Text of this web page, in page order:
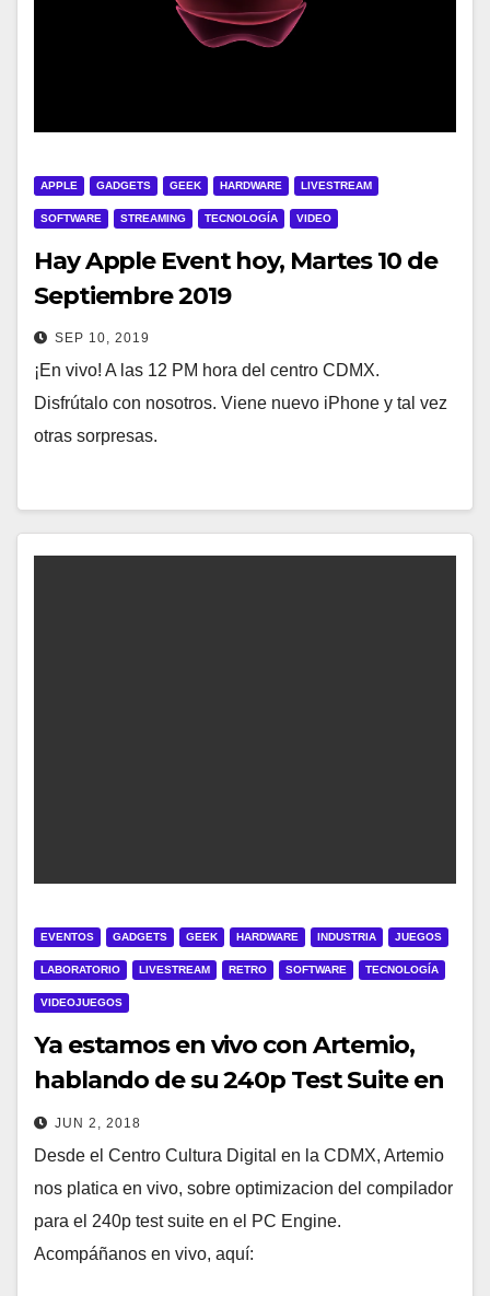
APPLE GADGETS GEEK HARDWARE LIVESTREAM
SOFTWARE STREAMING TECNOLOGÍA VIDEO
Hay Apple Event hoy, Martes 10 de
Septiembre 2019
SEP 10, 2019
¡En vivo! A las 12 PM hora del centro CDMX.
Disfrútalo con nosotros. Viene nuevo iPhone y tal vez
otras sorpresas.
EVENTOS GADGETS GEEK HARDWARE INDUSTRIA JUEGOS
LABORATORIO LIVESTREAM RETRO SOFTWARE TECNOLOGÍA
VIDEOJUEGOS
Ya estamos en vivo con Artemio,
hablando de su 240p Test Suite en
PC Engine
JUN 2, 2018
Desde el Centro Cultura Digital en la CDMX, Artemio
nos platica en vivo, sobre optimizacion del compilador
para el 240p test suite en el PC Engine.
Acompáñanos en vivo, aquí: